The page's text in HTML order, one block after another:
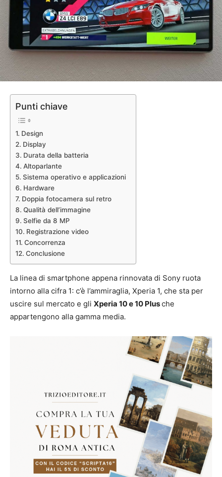
Punti chiave
Design
Display
Durata della batteria
Altoparlante
Sistema operativo e applicazioni
Hardware
Doppia fotocamera sul retro
Qualità dell’immagine
Selfie da 8 MP
Registrazione video
Concorrenza
Conclusione
La linea di smartphone appena rinnovata di Sony ruota
intorno alla cifra 1: c’è l’ammiraglia, Xperia 1, che sta per
uscire sul mercato e gli Xperia 10 e 10 Plusche
appartengono alla gamma media.